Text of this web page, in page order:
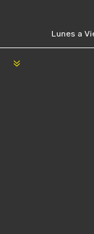
Lunes a